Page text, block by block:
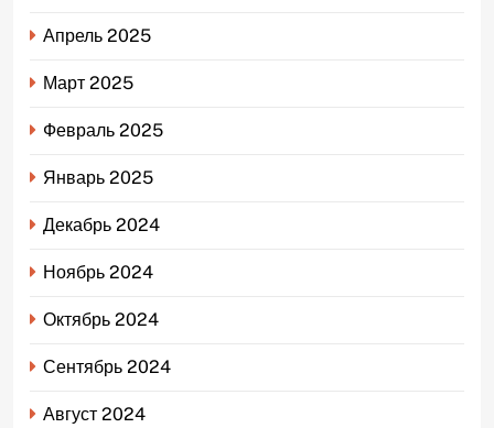
Апрель 2025
Март 2025
Февраль 2025
Январь 2025
Декабрь 2024
Ноябрь 2024
Октябрь 2024
Сентябрь 2024
Август 2024